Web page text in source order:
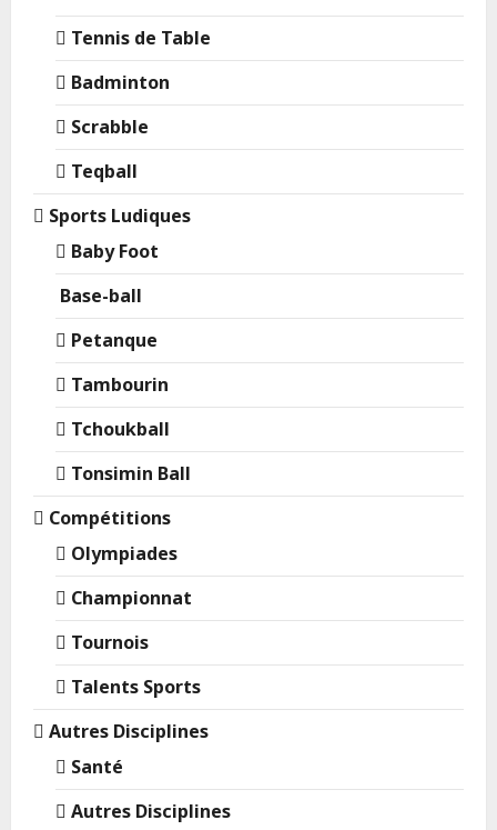
Tennis de Table
Badminton
Scrabble
Teqball
Sports Ludiques
Baby Foot
Base-ball
Petanque
Tambourin
Tchoukball
Tonsimin Ball
Compétitions
Olympiades
Championnat
Tournois
Talents Sports
Autres Disciplines
Santé
Autres Disciplines